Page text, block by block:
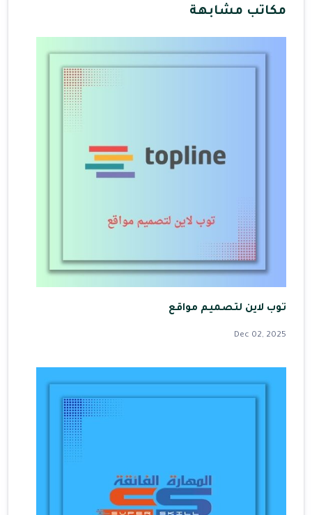
مكاتب مشابهة
توب لاين لتصميم مواقع
Dec 02, 2025